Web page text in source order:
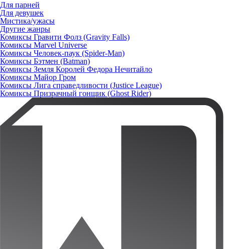
Для парней
Для девушек
Мистика/ужасы
Другие жанры
Комиксы Гравити Фолз (Gravity Falls)
Комиксы Marvel Universe
Комиксы Человек-паук (Spider-Man)
Комиксы Бэтмен (Batman)
Комиксы Земля Королей Федора Нечитайло
Комиксы Майор Гром
Комиксы Лига справедливости (Justice League)
Комиксы Призрачный гонщик (Ghost Rider)